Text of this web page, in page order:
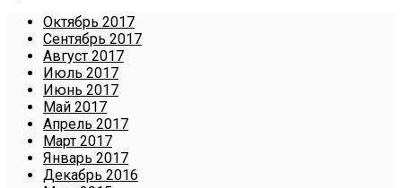
Октябрь 2017
Сентябрь 2017
Август 2017
Июль 2017
Июнь 2017
Май 2017
Апрель 2017
Март 2017
Январь 2017
Декабрь 2016